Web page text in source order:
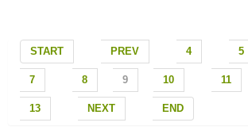
START PREV 4 5
7 8 9 10 11
13 NEXT END